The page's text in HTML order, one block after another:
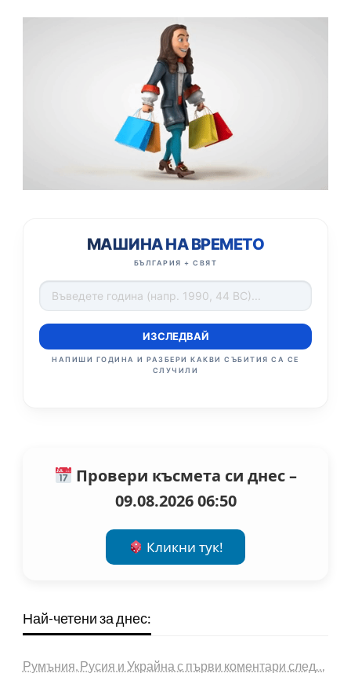
МАШИНА НА ВРЕМЕТО
БЪЛГАРИЯ + СВЯТ
ИЗСЛЕДВАЙ
НАПИШИ ГОДИНА И РАЗБЕРИ КАКВИ СЪБИТИЯ СА СЕ
СЛУЧИЛИ
Провери късмета си днес –
09.08.2026 06:50
Кликни тук!
Най-четени за днес:
Румъния, Русия и Украйна с първи коментари след…